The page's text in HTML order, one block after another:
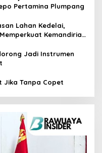
Pertamina Plumpang
Lahan Kedelai,
Kemandirian
Jadi Instrumen
Jika Tanpa Copet